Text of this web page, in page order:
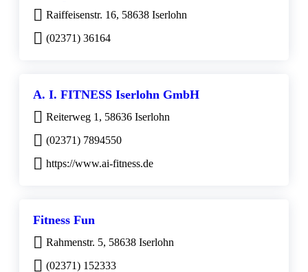
Raiffeisenstr. 16, 58638 Iserlohn
(02371) 36164
A. I. FITNESS Iserlohn GmbH
Reiterweg 1, 58636 Iserlohn
(02371) 7894550
https://www.ai-fitness.de
Fitness Fun
Rahmenstr. 5, 58638 Iserlohn
(02371) 152333